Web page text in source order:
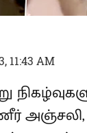
11:43 AM
அஞ்சலி,